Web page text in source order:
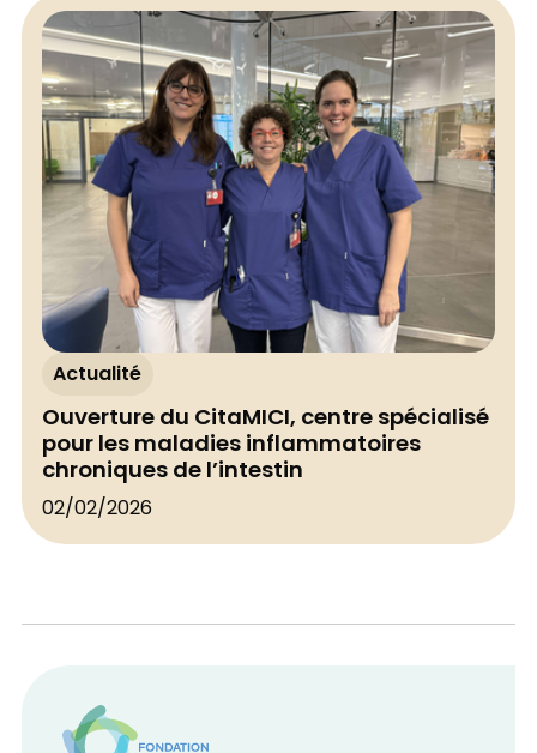
Actualité
Ouverture du CitaMICI, centre spécialisé
pour les maladies inflammatoires
chroniques de l’intestin
02/02/2026